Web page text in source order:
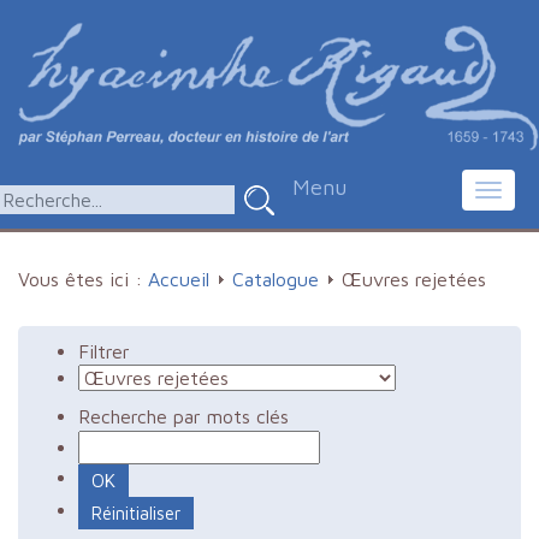
Menu
Vous êtes ici : Accueil Catalogue Œuvres rejetées
Filtrer
Recherche par mots clés